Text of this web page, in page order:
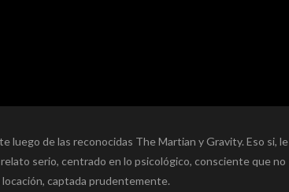
luego de las reconocidas The Martian y Gravity. Eso si, le
serio, centrado en lo psicológico, consciente que no
captada prudentemente.